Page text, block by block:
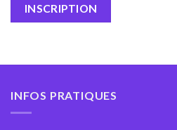
INFOS PRATIQUES